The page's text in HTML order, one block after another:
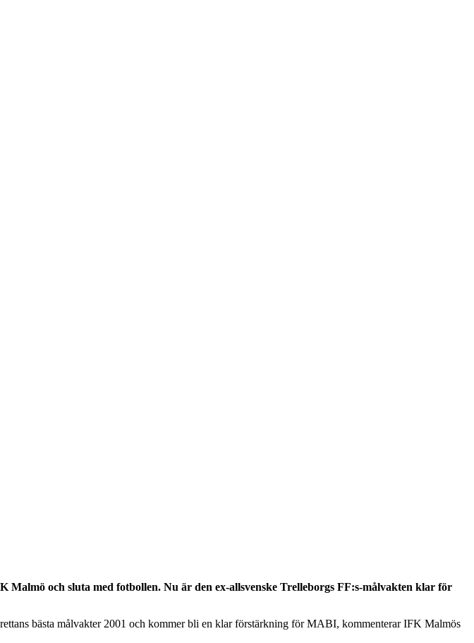
och sluta med fotbollen. Nu är den ex-allsvenske Trelleborgs FF:s-målvakten klar för
bästa målvakter 2001 och kommer bli en klar förstärkning för MABI, kommenterar IFK Malmös